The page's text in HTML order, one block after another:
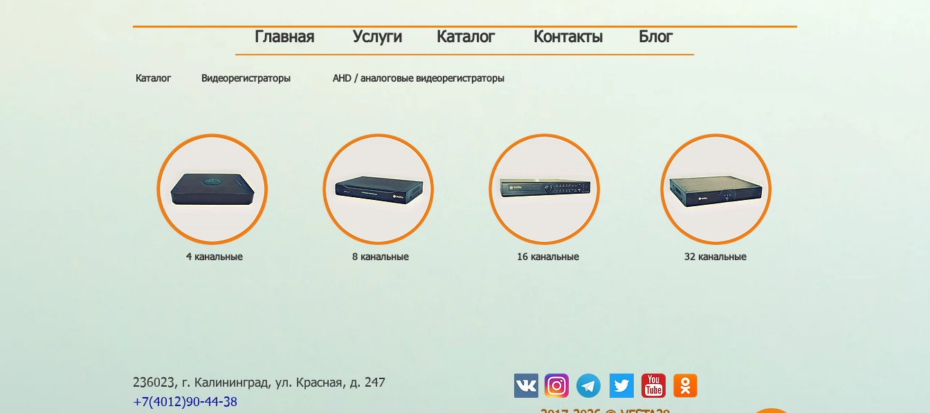
Каталог Видеорегистраторы AHD / аналоговые видеорегистраторы
4 канальные 8 канальные 16 канальные 32 канальные
Блог
Контакты
Каталог
Главная Услуги
236023, г. Калининград, ул. Красная, д. 247
+7(4012)90-44-38